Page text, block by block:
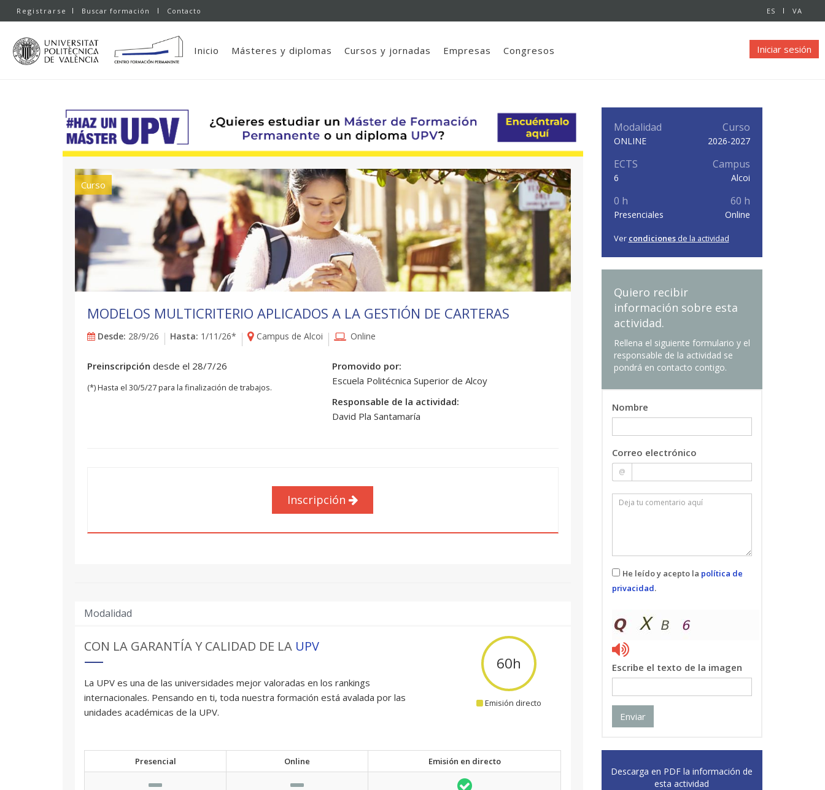
Registrarse Buscar formación Contacto ES VA
Iniciar sesión
Inicio Másteres y diplomas Cursos y jornadas Empresas Congresos
Curso
MODELOS MULTICRITERIO APLICADOS A LA GESTIÓN DE CARTERAS
Desde: 28/9/26 Hasta: 1/11/26* Campus de Alcoi Online
Preinscripción desde el 28/7/26
(*) Hasta el 30/5/27 para la finalización de trabajos.
Promovido por:
Escuela Politécnica Superior de Alcoy
Responsable de la actividad:
David Pla Santamaría
Inscripción
Modalidad
CON LA GARANTÍA Y CALIDAD DE LA UPV
La UPV es una de las universidades mejor valoradas en los rankings
internacionales. Pensando en ti, toda nuestra formación está avalada por las
unidades académicas de la UPV.
60h
Emisión directo
Presencial Online Emisión en directo
Modalidad
ONLINE
Curso
2026-2027
ECTS
6
Campus
Alcoi
0 h
Presenciales
60 h
Online
Ver condicionesde la actividad
Quiero recibir
información sobre esta
actividad.
Rellena el siguiente formulario y el
responsable de la actividad se
pondrá en contacto contigo.
Nombre
Correo electrónico
@
He leído y acepto la política de
privacidad.
Escribe el texto de la imagen
Enviar
Descarga en PDF la información de
esta actividad